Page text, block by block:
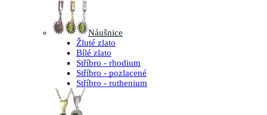
Náušnice
Žluté zlato
Bílé zlato
Stříbro - rhodium
Stříbro - pozlacené
Stříbro - ruthenium